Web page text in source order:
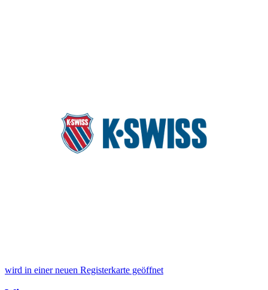
wird in einer neuen Registerkarte geöffnet